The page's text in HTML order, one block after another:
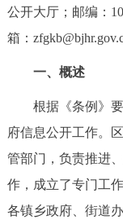
政民互动
12345网上接诉即
参与调查
走进北京
北京概况
公开大厅；邮编：
箱：
一、概述
根据《条例》要
府信息公开工作。
管部门，负责推进
作，成立了专门工
各镇乡政府、街道